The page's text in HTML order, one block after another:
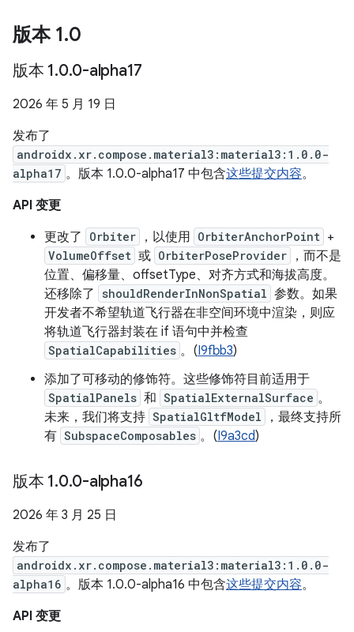
版本 1.0
版本 1.0.0-alpha17
2026 年 5 月 19 日
发布了
androidx.xr.compose.material3:material3:1.0.0-
alpha17 。版本 1.0.0-alpha17 中包含这些提交内容。
API 变更
更改了
Orbiter ，以使用 OrbiterAnchorPoint +
VolumeOffset 或 OrbiterPoseProvider
，而不是
位置、偏移量、offsetType、对齐方式和海拔高度。
还移除了
shouldRenderInNonSpatial 参数。如果
开发者不希望轨道飞行器在非空间环境中渲染，则应
将轨道飞行器封装在 if 语句中并检查
SpatialCapabilities 。(I9fbb3)
添加了可移动的修饰符。这些修饰符目前适用于
SpatialPanels 和 SpatialExternalSurface 。
未来，我们将支持 SpatialGltfModel
，最终支持所
有 SubspaceComposables 。(I9a3cd)
版本 1.0.0-alpha16
2026 年 3 月 25 日
发布了
androidx.xr.compose.material3:material3:1.0.0-
alpha16 。版本 1.0.0-alpha16 中包含这些提交内容。
API 变更